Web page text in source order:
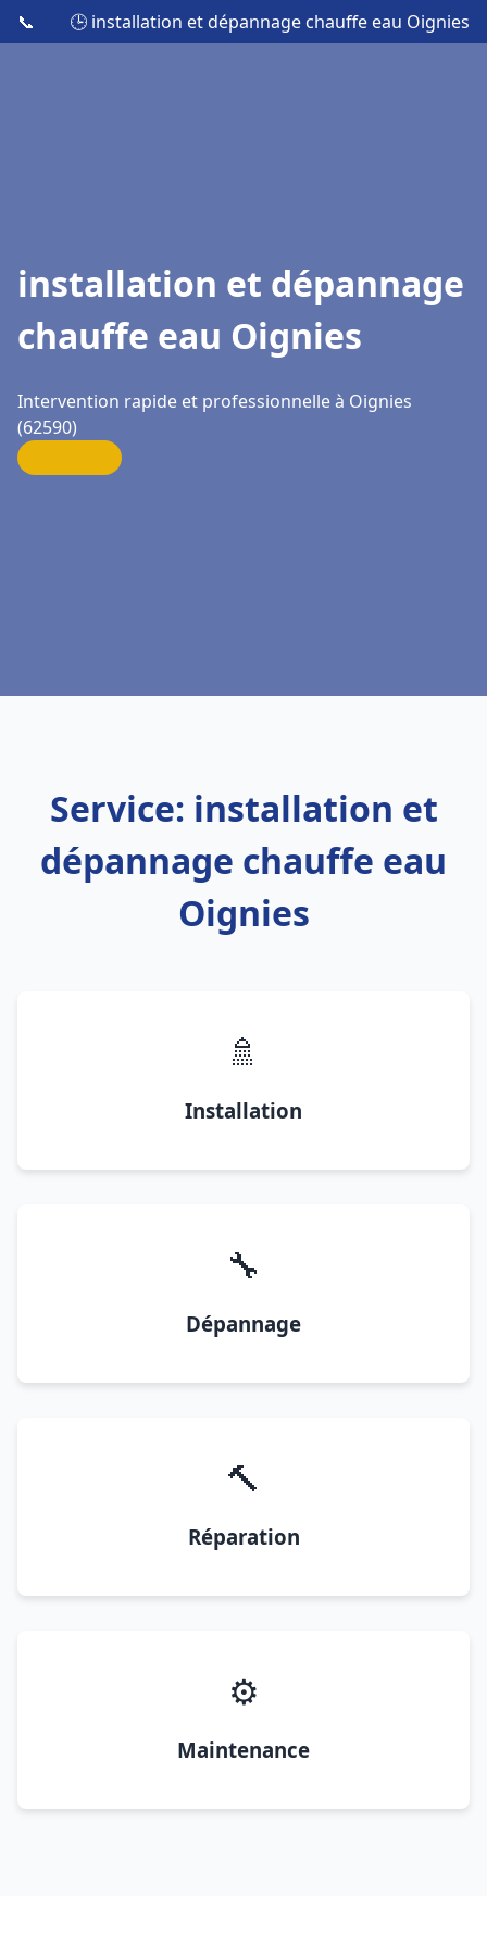
📞 🕒 installation et dépannage chauffe eau Oignies
installation et dépannage
chauffe eau Oignies
Intervention rapide et professionnelle à Oignies
(62590)
Service: installation et
dépannage chauffe eau
Oignies
🚿
Installation
🔧
Dépannage
🔨
Réparation
⚙️
Maintenance